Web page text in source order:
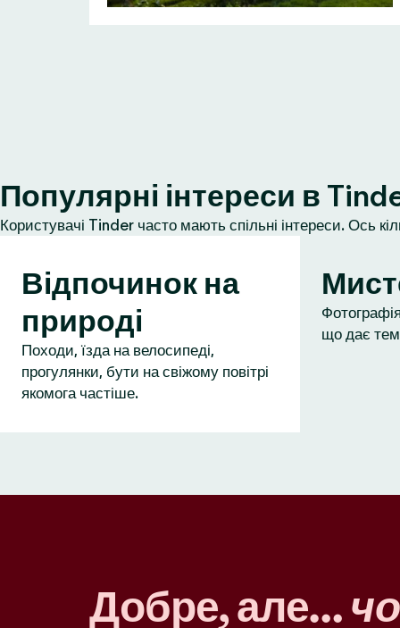
Популярні інтереси в
Користувачі Tinder часто мають спільні інтереси. Ось
Відпочинок на
природі
Походи, їзда на велосипеді,
прогулянки, бути на свіжому повітрі
якомога частіше.
що дає
Добре, але…